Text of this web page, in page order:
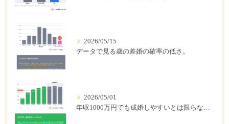
2026/05/15
データで見る歳の差婚の確率の低さ。
2026/05/01
年収1000万円でも成婚しやすいとは限らない? 「年収帯別の成婚率」のリアル